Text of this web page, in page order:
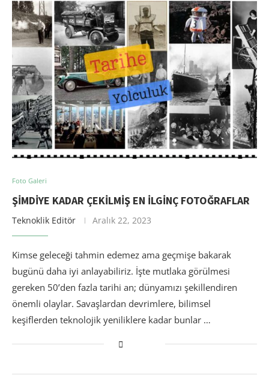
Foto Galeri
ŞIMDIYE KADAR ÇEKILMIŞ EN İLGINÇ FOTOĞRAFLAR
Teknoklik Editör Aralık 22, 2023
Kimse geleceği tahmin edemez ama geçmişe bakarak
bugünü daha iyi anlayabiliriz. İşte mutlaka görülmesi
gereken 50’den fazla tarihi an; dünyamızı şekillendiren
önemli olaylar. Savaşlardan devrimlere, bilimsel
keşiflerden teknolojik yeniliklere kadar bunlar …